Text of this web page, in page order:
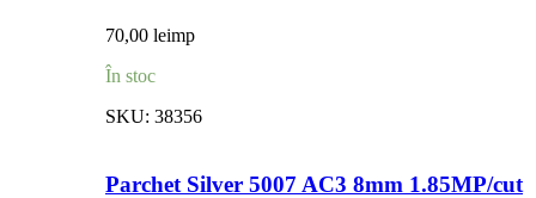
70,00 leimp
În stoc
SKU: 38356
Parchet Silver 5007 AC3 8mm 1.85MP/cut